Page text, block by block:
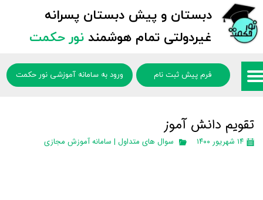
دبستان و پیش دبستان پسرانه
غیردولتی تمام هوشمندنور حکمت
فرم پیش ثبت نام ورود به سامانه آموزشی نور حکمت
تقویم دانش آموز
۱۴ شهریور ۱۴۰۰ سوال های متداول | سامانه آموزش مجازی